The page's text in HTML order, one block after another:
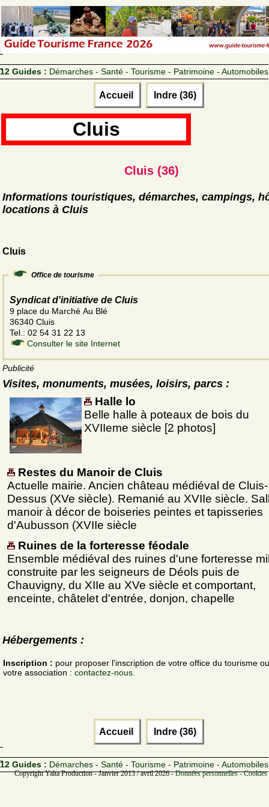
12 Guides : Démarches - Santé - Tourisme - Patrimoine - Automobiles
Accueil Indre (36)
Cluis
Cluis (36)
Informations touristiques, démarches, campings,
locations à Cluis
Cluis
Office de tourisme
Syndicat d'initiative de Cluis
9 place du Marché Au Blé
36340 Cluis
Tel.: 02 54 31 22 13
Consulter le site Internet
Publicité
Visites, monuments, musées, loisirs, parcs :
Halle lo
Belle halle à poteaux de bois du
XVIIeme siècle [2 photos]
Restes du Manoir de Cluis
Actuelle mairie. Ancien château médiéval de Cluis-
Dessus (XVe siècle). Remanié au XVIIe siècle.
manoir à décor de boiseries peintes et tapisseries
d'Aubusson (XVIIe siècle
Ruines de la forteresse féodale
Ensemble médiéval des ruines d'une forteresse
construite par les seigneurs de Déols puis de
Chauvigny, du XIIe au XVe siècle et comportant,
enceinte, châtelet d'entrée, donjon, chapelle
Hébergements :
Inscription : pour proposer l'inscription de votre office du tourisme
votre association : contactez-nous.
Accueil Indre (36)
12 Guides : Démarches - Santé - Tourisme - Patrimoine - Automobiles
Copyright Yalta Production - Janvier 2013 / avril 2026 -Données personnelles -